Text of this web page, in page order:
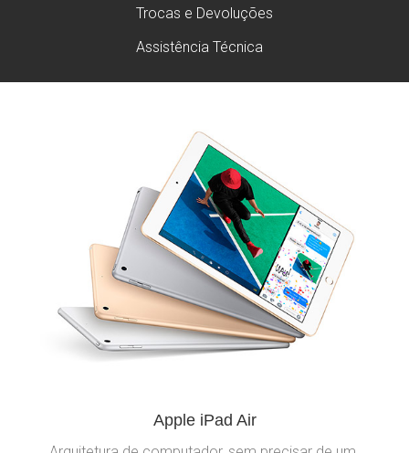
Trocas e Devoluções
Assistência Técnica
Apple iPad Air